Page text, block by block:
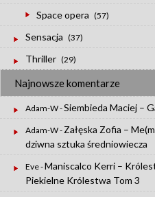
Space opera (57)
Sensacja (37)
Thriller (29)
Najnowsze komentarze
Adam-W-Siembieda Maciej –
Adam-W- Załęska Zofia –
dziwna sztuka średniowiecza
Eve-Maniscalco Kerri –
Piekielne Królestwa Tom 3